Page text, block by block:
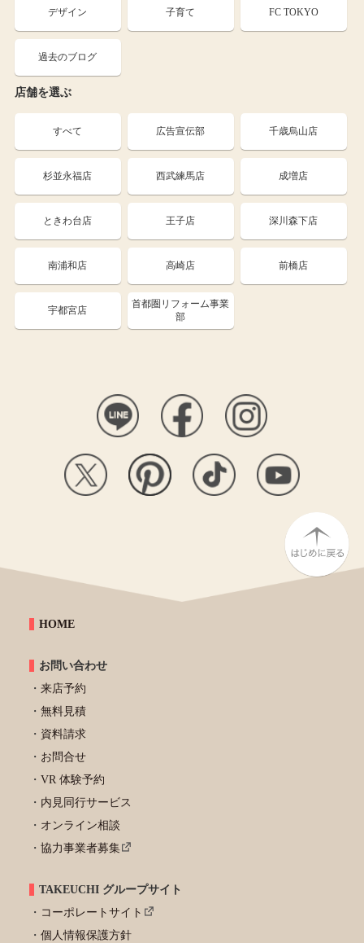
デザイン 子育て FC TOKYO
過去のブログ
店舗を選ぶ
すべて 広告宣伝部 千歳烏山店
杉並永福店 西武練馬店 成増店
ときわ台店 王子店 深川森下店
南浦和店 高崎店 前橋店
宇都宮店
首都圏リフォーム事業
部
HOME
お問い合わせ
来店予約
無料見積
資料請求
お問合せ
VR 体験予約
内見同行サービス
オンライン相談
協力事業者募集
TAKEUCHI グループサイト
コーポレートサイト
個人情報保護方針